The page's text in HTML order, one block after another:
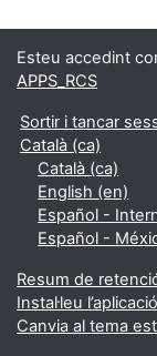
Esteu accedint
APPS_RCS
Sortir i tancar
Català ‎(ca)‎
Català ‎(ca)‎
English ‎(en)‎
Español -
Español -
Resum de
Instal·leu
Canvia al tema